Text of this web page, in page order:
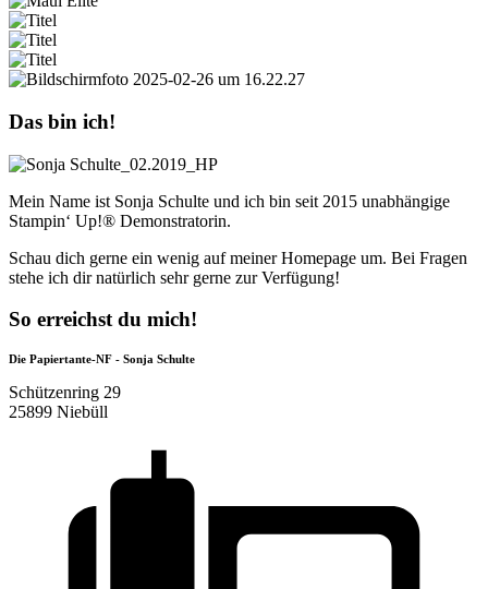
Das bin ich!
Mein Name ist Sonja Schulte und ich bin seit 2015 unabhängige
Stampin‘ Up!® Demonstratorin.
Schau dich gerne ein wenig auf meiner Homepage um. Bei Fragen
stehe ich dir natürlich sehr gerne zur Verfügung!
So erreichst du mich!
Die Papiertante-NF - Sonja Schulte
Schützenring 29
25899 Niebüll